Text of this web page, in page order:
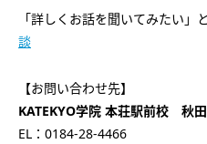
「詳しくお話を聞いてみたい
談
【お問い合わせ先】
KATEKYO学院 本荘駅前校 秋
EL：0184-28-4466